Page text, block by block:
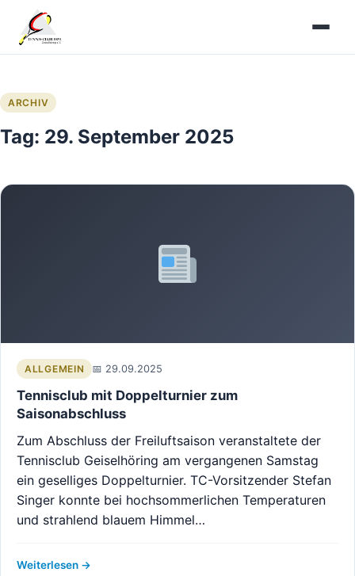
Inhalt
springen
ARCHIV
Tag: 29. September 2025
ALLGEMEIN 29.09.2025
Tennisclub mit Doppelturnier zum
Saisonabschluss
Zum Abschluss der Freiluftsaison veranstaltete der
Tennisclub Geiselhöring am vergangenen Samstag
ein geselliges Doppelturnier. TC-Vorsitzender Stefan
Singer konnte bei hochsommerlichen Temperaturen
und strahlend blauem Himmel…
Weiterlesen